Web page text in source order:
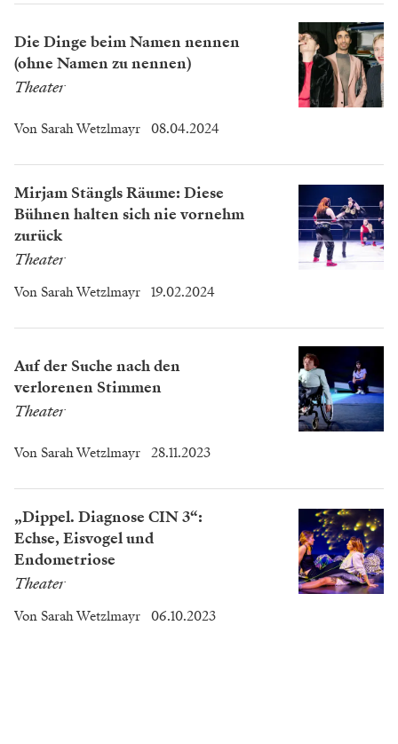
Die Dinge beim Namen nennen
(ohne Namen zu nennen)
Theater
Von Sarah Wetzlmayr 08.04.2024
Mirjam Stängls Räume: Diese
Bühnen halten sich nie vornehm
zurück
Theater
Von Sarah Wetzlmayr 19.02.2024
Auf der Suche nach den
verlorenen Stimmen
Theater
Von Sarah Wetzlmayr 28.11.2023
„Dippel. Diagnose CIN 3“:
Echse, Eisvogel und
Endometriose
Theater
Von Sarah Wetzlmayr 06.10.2023